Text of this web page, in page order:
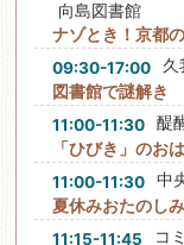
向島図書館
ナゾとき！京都
09:30-17:00 久
図書館で謎解き
11:00-11:30 醍
「ひびき」のお
11:00-11:30 中
夏休みおたのし
11:15-11:45 コ